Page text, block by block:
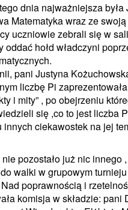
dnia najważniejsza była
Matematyka wraz ze
uczniowie zebrali się w sali
oddać hołd władczyni
pani Justyna
liczbę Pi
i mity” , po obejrzeniu
się ,co to jest liczba
innych ciekawostek na jej
pozostało już nic innego
walki w grupowym turnieju
poprawnością i
komisja w składzie: pani